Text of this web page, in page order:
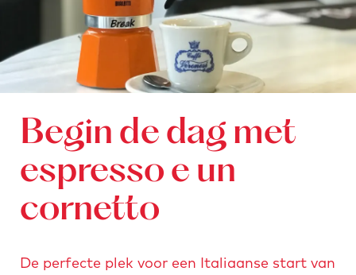
a
s
t
v
a
C
i
Begin de dag met
espresso e un
cornetto
De perfecte plek voor een Italiaanse start van